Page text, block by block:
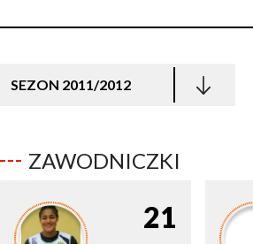
SEZON 2011/2012
ZAWODNICZKI
21